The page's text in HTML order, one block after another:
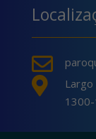

